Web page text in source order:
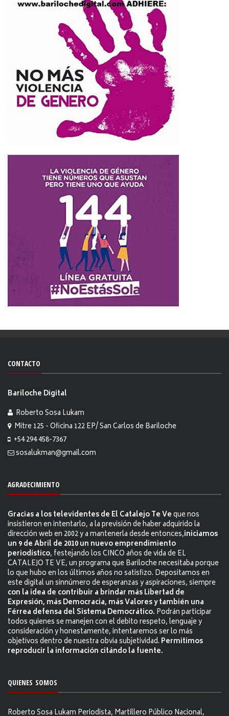
CONTACTO
Bariloche Digital
Roberto Sosa Lukam
Mitre 125 - Oficina 122 EP/ San Carlos de Bariloche
+54 294 458-7367
sosalukman@gmail.com
AGRADECIMIENTO
Gracias a los televidentes de El Catalejo Te Veque nos
insistieron en intentarlo, a la previsión de haber adquirido la
dirección web en 2002 y a mantenerla desde entonces,iniciamos
un 9 de Abril de 2010 un nuevo emprendimiento
periodístico, festejando los CINCO años de vida de EL
CATALEJO TE VE, un programa que Bariloche necesitaba porque
lo que hubo en los últimos años no satisfizo. Depositamos en
este digital un sinnúmero de esperanzas y aspiraciones, siempre
con la idea de contribuir a brindar más Libertad de
Expresión, más Democracia, más Valores y también una
Férrea defensa del Sistema Democrático. Podrán participar
todos quienes se manejen con el debito respeto, lenguaje y
consideración y honestamente, intentaremos ser lo más
objetivos dentro de nuestra obvia subjetividad. Permitimos
reproducir la información citándo la fuente.
QUIENES SOMOS
Roberto Sosa Lukam Periodista, Martillero Público Nacional,